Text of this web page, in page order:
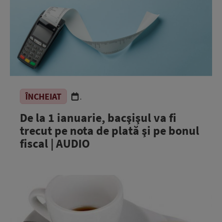
ÎNCHEIAT .
De la 1 ianuarie, bacşişul va fi
trecut pe nota de plată şi pe bonul
fiscal | AUDIO